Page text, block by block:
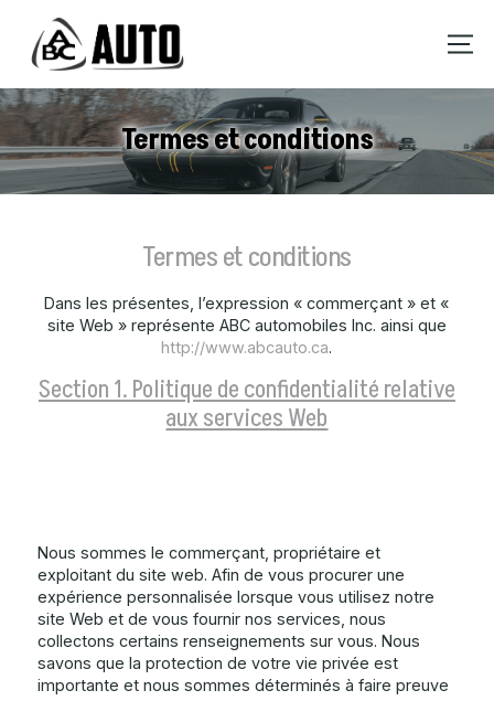
Termes et conditions
Termes et conditions
Dans les présentes, l’expression « commerçant » et «
site Web » représente ABC automobiles Inc. ainsi que
http://www.abcauto.ca.
Section 1. Politique de confidentialité relative
aux services Web
Nous sommes le commerçant, propriétaire et
exploitant du site web. Afin de vous procurer une
expérience personnalisée lorsque vous utilisez notre
site Web et de vous fournir nos services, nous
collectons certains renseignements sur vous. Nous
savons que la protection de votre vie privée est
importante et nous sommes déterminés à faire preuve